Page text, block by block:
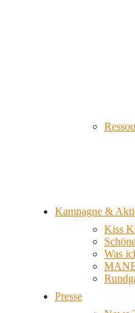
Kampagne &
Kiss
Was
Presse